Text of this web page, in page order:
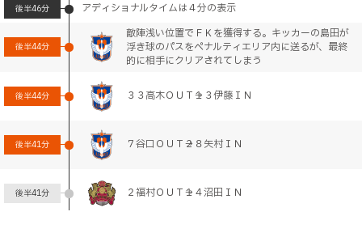
後半46分 アディショナルタイムは４分の表示
後半44分
敵陣浅い位置でＦＫを獲得する。キッカーの島田が
浮き球のパスをペナルティエリア内に送るが、最終
的に相手にクリアされてしまう
後半44分 ３３高木ＯＵＴ→１３伊藤ＩＮ
後半41分 ７谷口ＯＵＴ→２８矢村ＩＮ
後半41分 ２福村ＯＵＴ→１４沼田ＩＮ